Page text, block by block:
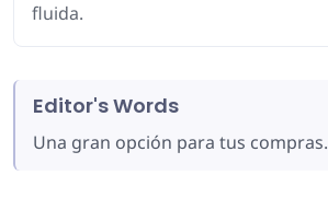
fluida.
Editor's Words
Una gran opción para tus compras.